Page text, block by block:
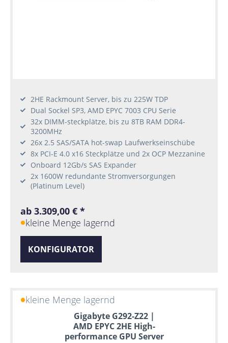
2HE Rackmount Server, bis zu 225W TDP
Dual Sockel SP3, AMD EPYC 7003 CPU Serie
32x DIMM-steckplätze, bis zu 8TB RAM DDR4-
3200MHz
26x 2.5 SAS/SATA hot-swap Laufwerkseinschübe
8x PCI-E 4.0 x16 Steckplätze und 2x OCP Mezzanine
Onboard 12Gb/s SAS Expander
2x 1600W redundante Stromversorgungen
(Platinum Level)
ab 3.309,00 € *
kleine Menge lagernd
KONFIGURATOR
kleine Menge lagernd
Gigabyte G292-Z22 |
AMD EPYC 2HE High-
performance GPU Server